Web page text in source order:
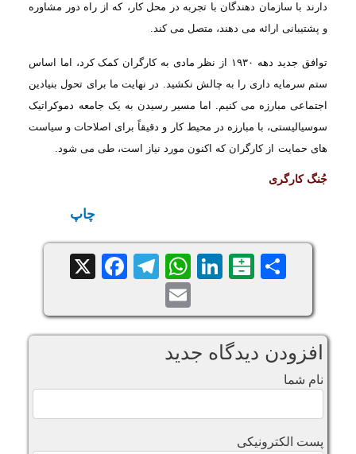
دارند با سازمان دهندگان با تجربه در محل کار، که از راه دور مشاوره
و پشتیبانی ارائه می دهند، متصل می کند .
توافق جدید دهه۱۹۳۰از نظر مادی به کارگران کمک کرد، اما اساس
ستم سرمایه داری را به چالش نکشید. در نهایت ما برای تحول بنیادین
اجتماعی مبارزه می کنیم. اما مسیر رسیدن به یک جامعه دموکراتیک
سوسیالیستی، با مبارزه در محیط کار و دقیقاً برای اصلاحات و سیاست
های حمایت از کارگران که اکنون مورد نیاز است، طی می شود.
جُنگ کارگری
چاپ
Share
Balatarin
LinkedIn
WhatsApp
Telegram
Facebook
X
Email
افزودن دیدگاه جدید
نام شما
پست الکترونیکی